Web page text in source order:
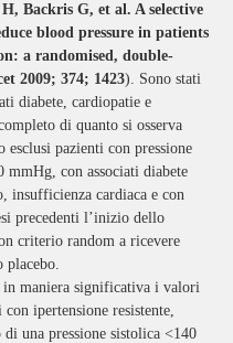
Backris G, et al. A selective
blood pressure in patients
a randomised, double-
2009; 374; 1423). Sono stati
diabete, cardiopatie e
di quanto si osserva
esclusi pazienti con pressione
con associati diabete
insufficienza cardiaca e con
precedenti l’inizio dello
criterio random a ricevere
placebo.
in maniera significativa i valori
ipertensione resistente,
una pressione sistolica <140